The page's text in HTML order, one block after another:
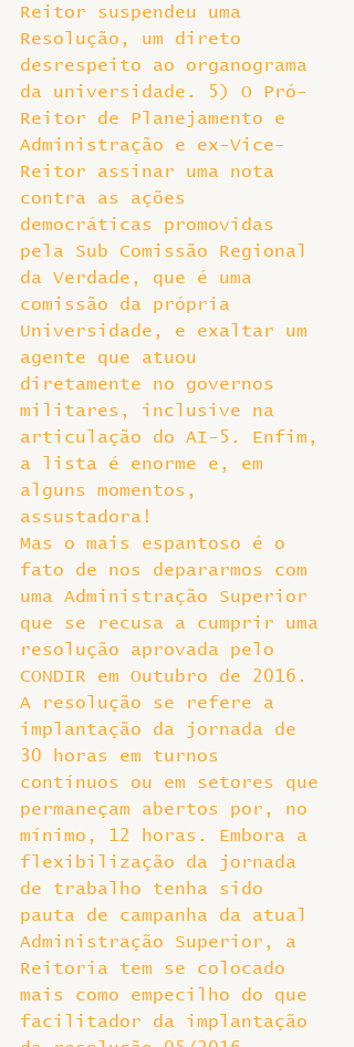
Reitor suspendeu uma
Resolução, um direto
desrespeito ao organograma
da universidade. 5) O Pró-
Reitor de Planejamento e
Administração e ex-Vice-
Reitor assinar uma nota
contra as ações
democráticas promovidas
pela Sub Comissão Regional
da Verdade, que é uma
comissão da própria
Universidade, e exaltar um
agente que atuou
diretamente no governos
militares, inclusive na
articulação do AI-5. Enfim,
a lista é enorme e, em
alguns momentos,
assustadora!
Mas o mais espantoso é o
fato de nos depararmos com
uma Administração Superior
que se recusa a cumprir uma
resolução aprovada pelo
CONDIR em Outubro de 2016.
A resolução se refere a
implantação da jornada de
30 horas em turnos
contínuos ou em setores que
permaneçam abertos por, no
mínimo, 12 horas. Embora a
flexibilização da jornada
de trabalho tenha sido
pauta de campanha da atual
Administração Superior, a
Reitoria tem se colocado
mais como empecilho do que
facilitador da implantação